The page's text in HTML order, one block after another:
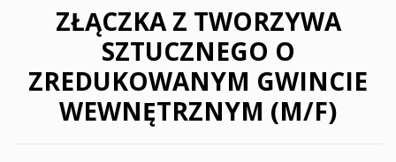
ZŁĄCZKA Z TWORZYWA
SZTUCZNEGO O
ZREDUKOWANYM GWINCIE
WEWNĘTRZNYM (M/F)